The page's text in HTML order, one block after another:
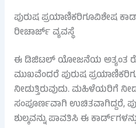
ಪುರುಷ ಪ್ರಯಾಣಿಕರಿಗೂವಿಶೇಷ
ರೀಚಾರ್ಜ್ ವ್ಯವಸ್ಥೆ
ಈ ಡಿಜಿಟಲ್ ಯೋಜನೆಯ ಅತ್ಯಂತ
ಮುಖವೆಂದರೆ ಪುರುಷ
ನೀಡುತ್ತಿರುವುದು. ಮಹಿಳೆಯರಿಗೆ
ಸಂಪೂರ್ಣವಾಗಿ ಉಚಿತವಾಗಿದ್ದರೆ,
ಶುಲ್ಕವನ್ನು ಪಾವತಿಸಿ ಈ